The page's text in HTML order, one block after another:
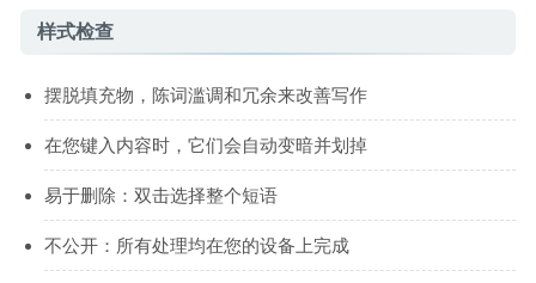
样式检查
摆脱填充物，陈词滥调和冗余来改善写作
在您键入内容时，它们会自动变暗并划掉
易于删除：双击选择整个短语
不公开：所有处理均在您的设备上完成